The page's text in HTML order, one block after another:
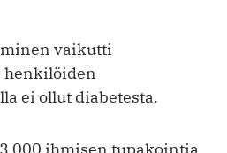
vaikutti
ei ollut diabetesta.